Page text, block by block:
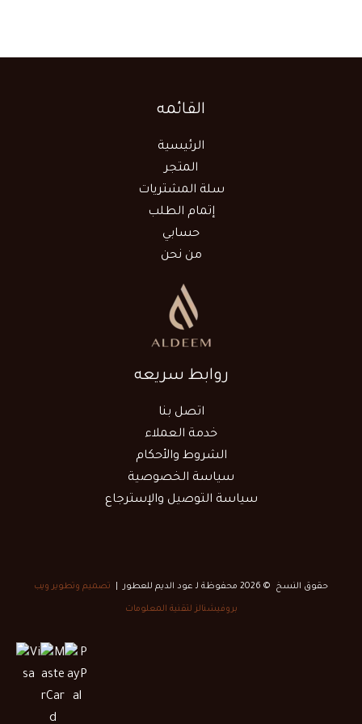
القائمه
الرئيسية
المتجر
سلة المشتريات
إتمام الطلب
حسابي
من نحن
روابط سريعه
اتصل بنا
خدمة العملاء
الشروط والأحكام
سياسة الخصوصية
سياسة التوصيل والإسترجاع
حقوق النسخ © 2026 محفوظة لـ عود الديم للعطور | تصميم وتطوير ويب
بروفيشنالز لتقنية المعلومات